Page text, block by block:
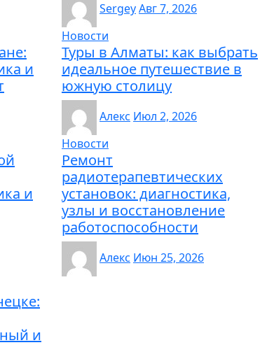
SergeyАвг 7, 2026
и
Новости
Туры в Алматы: как выбрать
идеальное путешествие в
южную столицу
Алекс Июл 2, 2026
и
Новости
Ремонт
радиотерапевтических
установок: диагностика,
узлы и восстановление
работоспособности
Алекс Июн 25, 2026
и